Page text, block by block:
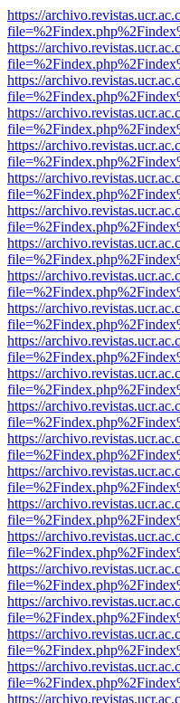
https://
https://
https://
https://
https://
https://
https://
https://
https://
https://
https://
https://
https://
https://
https://
https://
https://
https://
https://
https://
https://
https://